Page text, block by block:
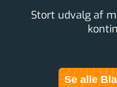
Stort udvalg af
Se alle